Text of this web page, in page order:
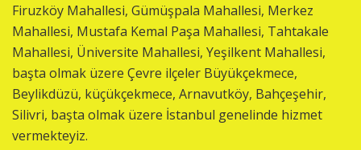
Firuzköy Mahallesi, Gümüşpala Mahallesi, Merkez
Mahallesi, Mustafa Kemal Paşa Mahallesi, Tahtakale
Mahallesi, Üniversite Mahallesi, Yeşilkent Mahallesi,
başta olmak üzere Çevre ilçeler Büyükçekmece,
Beylikdüzü, küçükçekmece, Arnavutköy, Bahçeşehir,
Silivri, başta olmak üzere İstanbul genelinde hizmet
vermekteyiz.